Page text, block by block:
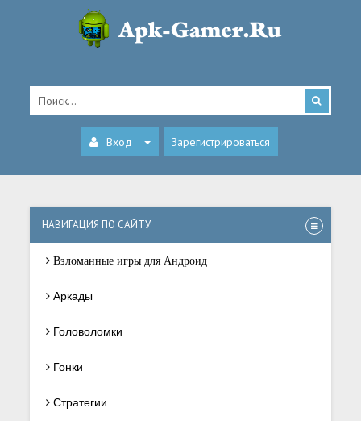
Вход Зарегистрироваться
НАВИГАЦИЯ ПО САЙТУ
Взломанные игры для Андроид
Аркады
Головоломки
Гонки
Стратегии